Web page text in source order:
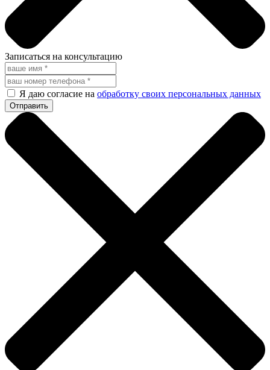
Записаться на консультацию
Я даю согласие на обработку своих персональных данных